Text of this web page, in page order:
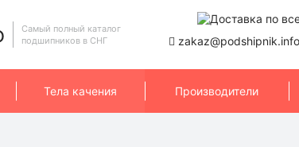
Самый полный каталог
подшипников в СНГ
zakaz@podshipnik.info
Тела качения Производители